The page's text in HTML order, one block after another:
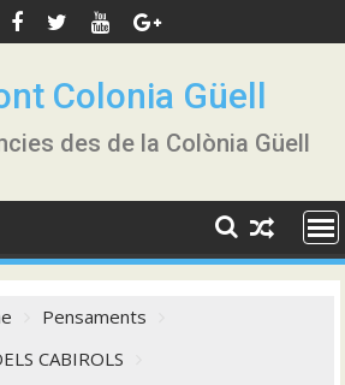
Colonia Güell
des de la Colònia Güell
Pensaments
CABIROLS